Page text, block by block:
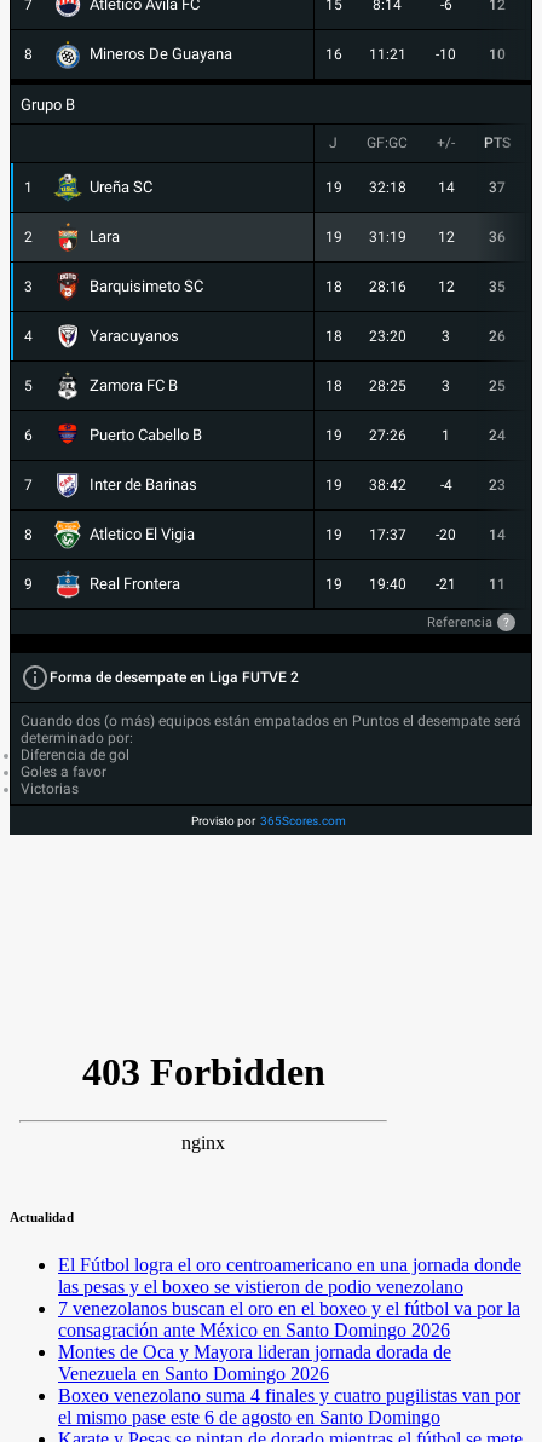
7 Atletico Ávila FC 15 8:14 -6 12
8 Mineros De Guayana 16 11:21 -10 10
Grupo B
J GF:GC +/- PTS
1 Ureña SC 19 32:18 14 37
2 Lara 19 31:19 12 36
3 Barquisimeto SC 18 28:16 12 35
4 Yaracuyanos 18 23:20 3 26
5 Zamora FC B 18 28:25 3 25
6 Puerto Cabello B 19 27:26 1 24
7 Inter de Barinas 19 38:42 -4 23
8 Atletico El Vigia 19 17:37 -20 14
9 Real Frontera 19 19:40 -21 11
Referencia ?
Forma de desempate en Liga FUTVE 2
Cuando dos (o más) equipos están empatados en Puntos el desempate será
determinado por:
Diferencia de gol
Goles a favor
Victorias
Provisto por 365Scores.com
Actualidad
El Fútbol logra el oro centroamericano en una jornada donde
las pesas y el boxeo se vistieron de podio venezolano
7 venezolanos buscan el oro en el boxeo y el fútbol va por la
consagración ante México en Santo Domingo 2026
Montes de Oca y Mayora lideran jornada dorada de
Venezuela en Santo Domingo 2026
Boxeo venezolano suma 4 finales y cuatro pugilistas van por
el mismo pase este 6 de agosto en Santo Domingo